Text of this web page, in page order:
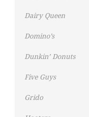
Dairy Queen
Domino’s
Dunkin’ Donuts
Five Guys
Grido